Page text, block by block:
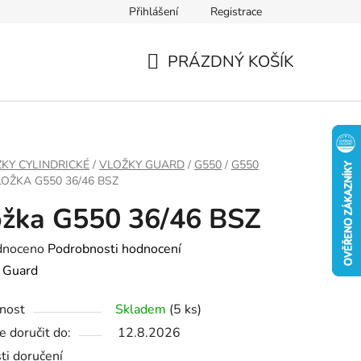
Přihlášení Registrace
PRÁZDNÝ KOŠÍK
CYLINDRICKÉ / VLOŽKY GUARD / G550 / G550
G550 36/46 BSZ
G550 36/46 BSZ
Podrobnosti hodnocení
Guard
Skladem (5 ks)
doručit do:
12.8.2026
doručení